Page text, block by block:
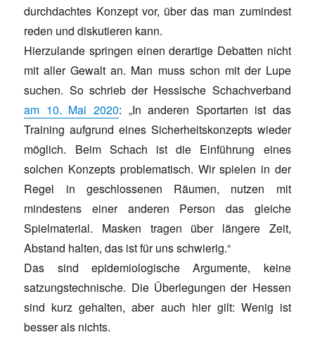
durchdachtes Konzept vor, über das man zumindest
reden und diskutieren kann.
Hierzulande springen einen derartige Debatten nicht
mit aller Gewalt an. Man muss schon mit der Lupe
suchen. So schrieb der Hessische Schachverband
am 10. Mai 2020: „In anderen Sportarten ist das
Training aufgrund eines Sicherheitskonzepts wieder
möglich. Beim Schach ist die Einführung eines
solchen Konzepts problematisch. Wir spielen in der
Regel in geschlossenen Räumen, nutzen mit
mindestens einer anderen Person das gleiche
Spielmaterial. Masken tragen über längere Zeit,
Abstand halten, das ist für uns schwierig.“
Das sind epidemiologische Argumente, keine
satzungstechnische. Die Überlegungen der Hessen
sind kurz gehalten, aber auch hier gilt: Wenig ist
besser als nichts.